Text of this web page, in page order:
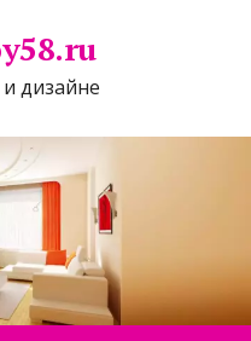
дизайне